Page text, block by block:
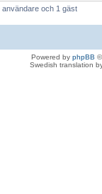
och 1 gäst
Powered by phpBB
Swedish translation